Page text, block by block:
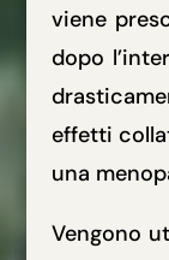
viene
dopo
effetti
una
Vengono